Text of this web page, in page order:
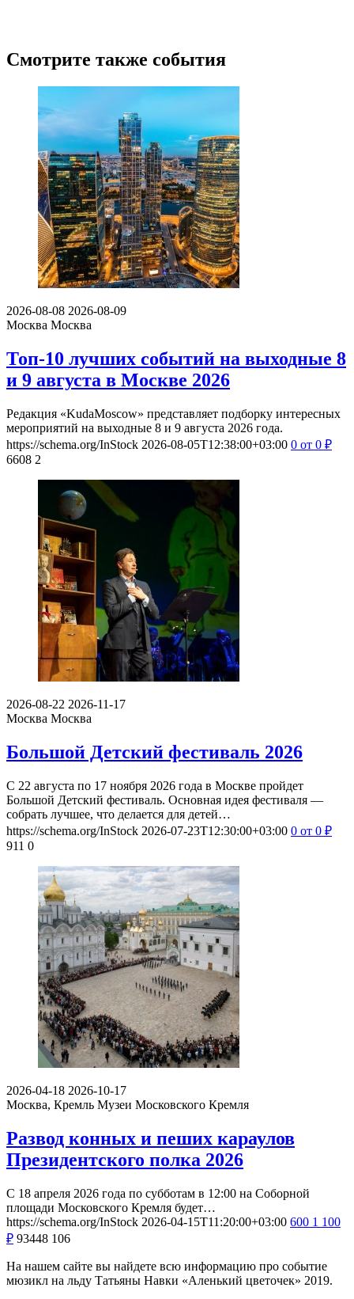
Смотрите также события
2026-08-08 2026-08-09
Москва Москва
Топ-10 лучших событий на выходные 8
и 9 августа в Москве 2026
Редакция «KudaMoscow» представляет подборку интересных
мероприятий на выходные 8 и 9 августа 2026 года.
https://schema.org/InStock 2026-08-05T12:38:00+03:00 0 от 0 ₽
6608 2
2026-08-22 2026-11-17
Москва Москва
Большой Детский фестиваль 2026
С 22 августа по 17 ноября 2026 года в Москве пройдет
Большой Детский фестиваль. Основная идея фестиваля —
собрать лучшее, что делается для детей…
https://schema.org/InStock 2026-07-23T12:30:00+03:00 0 от 0 ₽
911 0
2026-04-18 2026-10-17
Москва, Кремль Музеи Московского Кремля
Развод конных и пеших караулов
Президентского полка 2026
С 18 апреля 2026 года по субботам в 12:00 на Соборной
площади Московского Кремля будет…
https://schema.org/InStock 2026-04-15T11:20:00+03:00 600 1 100
₽ 93448 106
На нашем сайте вы найдете всю информацию про событие
мюзикл на льду Татьяны Навки «Аленький цветочек» 2019.